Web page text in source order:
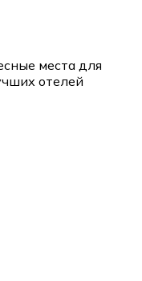
места для
отелей